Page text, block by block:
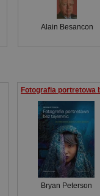
Alain Besancon
Bryan Peterson